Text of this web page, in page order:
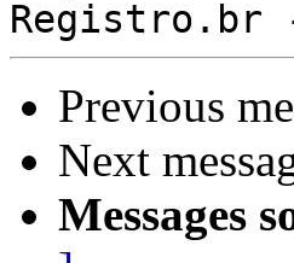
Previous
Next
Messages